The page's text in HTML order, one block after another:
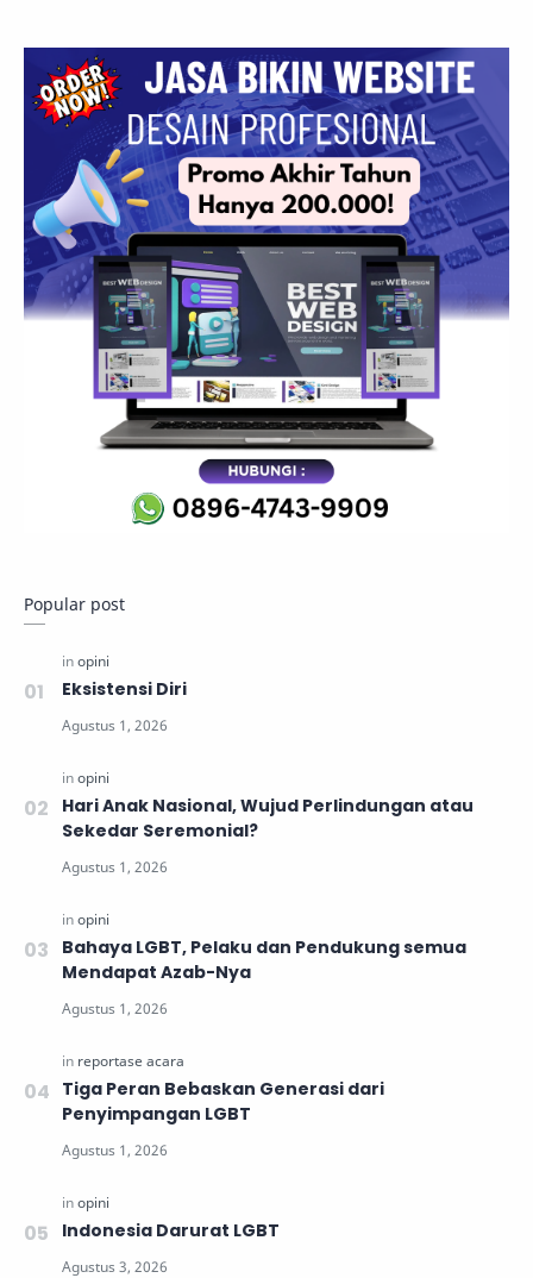
Popular post
Eksistensi Diri
Hari Anak Nasional, Wujud Perlindungan atau
Sekedar Seremonial?
Bahaya LGBT, Pelaku dan Pendukung semua
Mendapat Azab-Nya
Tiga Peran Bebaskan Generasi dari
Penyimpangan LGBT
Indonesia Darurat LGBT